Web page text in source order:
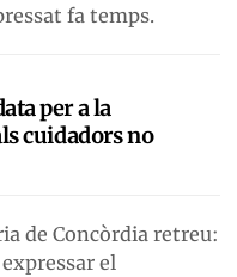
fa temps.
per a la
cuidadors no
de Concòrdia retreu:
el